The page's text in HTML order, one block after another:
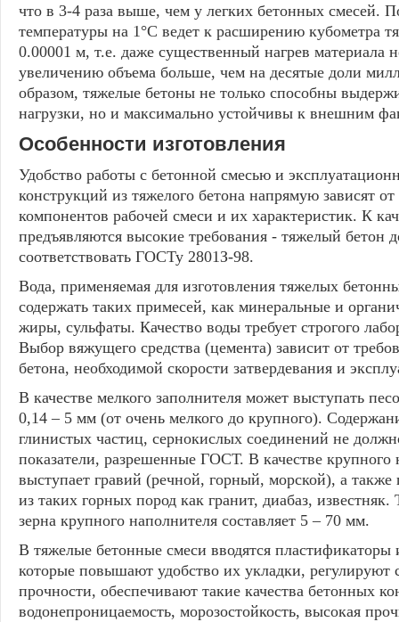
что в 3-4 раза выше, чем у легких бетонных смесей.
температуры на 1°С ведет к расширению кубометра
0.00001 м, т.е. даже существенный нагрев материала
увеличению объема больше, чем на десятые доли
образом, тяжелые бетоны не только способны
нагрузки, но и максимально устойчивы к внешним
Особенности изготовления
Удобство работы с бетонной смесью и
конструкций из тяжелого бетона напрямую зависят
компонентов рабочей смеси и их характеристик. К
предъявляются высокие требования - тяжелый бетон
соответствовать ГОСТу 2801З-98.
Вода, применяемая для изготовления тяжелых
содержать таких примесей, как минеральные и
жиры, сульфаты. Качество воды требует строгого
Выбор вяжущего средства (цемента) зависит от
бетона, необходимой скорости затвердевания и
В качестве мелкого заполнителя может выступать
0,14 – 5 мм (от очень мелкого до крупного).
глинистых частиц, сернокислых соединений не
показатели, разрешенные ГОСТ. В качестве крупного
выступает гравий (речной, горный, морской), а
из таких горных пород как гранит, диабаз,
зерна крупного наполнителя составляет 5 – 70 мм.
В тяжелые бетонные смеси вводятся
которые повышают удобство их укладки, регулируют
прочности, обеспечивают такие качества бетонных
водонепроницаемость, морозостойкость, высокая